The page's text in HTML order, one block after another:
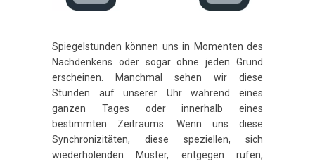
Spiegelstunden können uns in Momenten des
Nachdenkens oder sogar ohne jeden Grund
erscheinen. Manchmal sehen wir diese
Stunden auf unserer Uhr während eines
ganzen Tages oder innerhalb eines
bestimmten Zeitraums. Wenn uns diese
Synchronizitäten, diese speziellen, sich
wiederholenden Muster, entgegen rufen,